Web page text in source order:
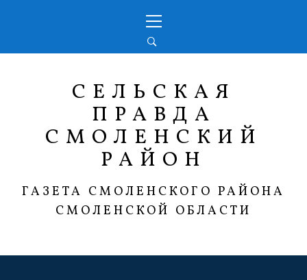
меню
СЕЛЬСКАЯ
ПРАВДА
СМОЛЕНСКИЙ
РАЙОН
ГАЗЕТА СМОЛЕНСКОГО РАЙОНА
СМОЛЕНСКОЙ ОБЛАСТИ